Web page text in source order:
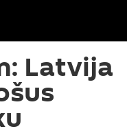
Latvija